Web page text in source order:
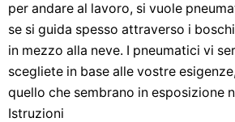
per andare al lavoro, si vuole
se si guida spesso attraverso i
in mezzo alla neve. I pneumatici vi
scegliete in base alle vostre
quello che sembrano in esposizione
Istruzioni